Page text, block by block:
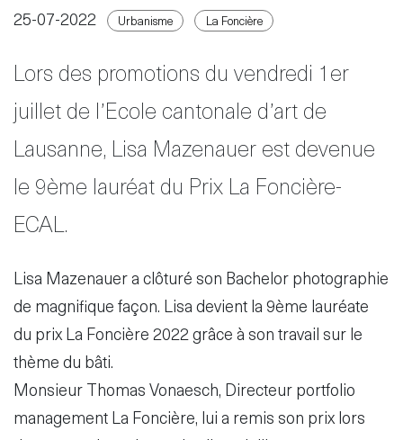
S'abonner
d'actualités
fr
25-07-2022 Urbanisme La Foncière
Lors des promotions du vendredi 1er
juillet de l’Ecole cantonale d’art de
Lausanne, Lisa Mazenauer est devenue
le 9ème lauréat du Prix La Foncière-
ECAL.
Lisa Mazenauer a clôturé son Bachelor photographie
de magnifique façon. Lisa devient la 9ème lauréate
du prix La Foncière 2022 grâce à son travail sur le
thème du bâti.
Monsieur Thomas Vonaesch, Directeur portfolio
management La Foncière, lui a remis son prix lors